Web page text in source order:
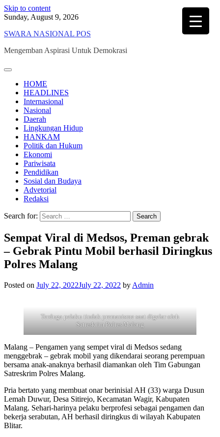
Skip to content
Sunday, August 9, 2026
SWARA NASIONAL POS
Mengemban Aspirasi Untuk Demokrasi
HOME
HEADLINES
Internasional
Nasional
Daerah
Lingkungan Hidup
HANKAM
Politik dan Hukum
Ekonomi
Pariwisata
Pendidikan
Sosial dan Budaya
Advetorial
Redaksi
Search for:
Sempat Viral di Medsos, Preman gebrak
– Gebrak Pintu Mobil berhasil Diringkus
Polres Malang
Posted on July 22, 2022July 22, 2022 by Admin
Terduga pelaku tindak premanisme saat digelar oleh
Satreskrim Polres Malang
Malang – Pengamen yang sempet viral di Medsos sedang
menggebrak – gebrak mobil yang dikendarai seorang perempuan
bersama anak-anaknya berhasil diamankan oleh Tim Gabungan
Satreskrim Polres Malang.
Pria bertato yang membuat onar berinisial AH (33) warga Dusun
Lemah Duwur, Desa Sitirejo, Kecamatan Wagir, Kabupaten
Malang. Sehari-harinya pelaku berprofesi sebagai pengamen dan
bekerja serabutan, AH berhasil diringkus di wilayah Kabupaten
Blitar.